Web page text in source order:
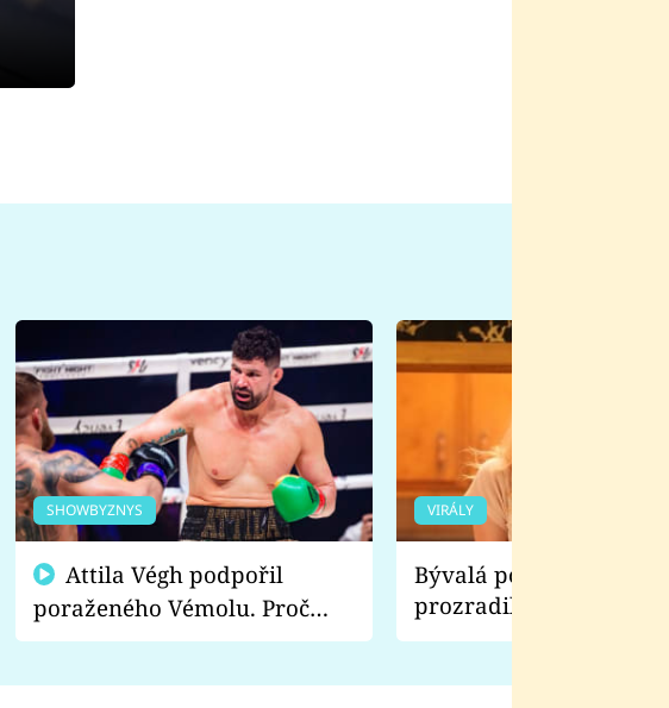
SHOWBYZNYS
poraženého Vémolu. Proč
chce raději zápasit s ním než
VIRÁLY
Bývalá pornoherečka
prozradila, co ji
natáčení Euforie.